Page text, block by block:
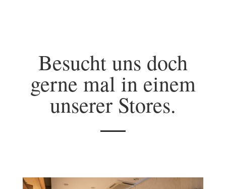
Besucht uns doch
gerne mal in einem
unserer Stores.